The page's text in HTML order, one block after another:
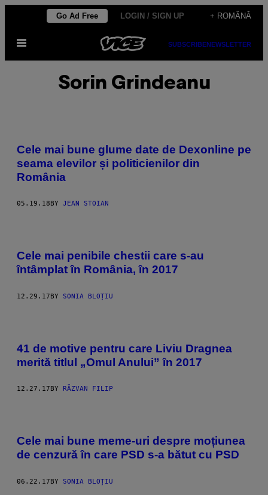
content
Go Ad Free LOGIN / SIGN UP + ROMÂNĂ
Open
SUBSCRIBENEWSLETTER
Sorin Grindeanu
Cele mai bune glume date de Dexonline pe
seama elevilor și politicienilor din
România
05.19.18 BY JEAN STOIAN
Cele mai penibile chestii care s-au
întâmplat în România, în 2017
12.29.17BY SONIA BLOȚIU
41 de motive pentru care Liviu Dragnea
merită titlul „Omul Anului” în 2017
12.27.17 BY RĂZVAN FILIP
Cele mai bune meme-uri despre moțiunea
de cenzură în care PSD s-a bătut cu PSD
06.22.17BY SONIA BLOȚIU